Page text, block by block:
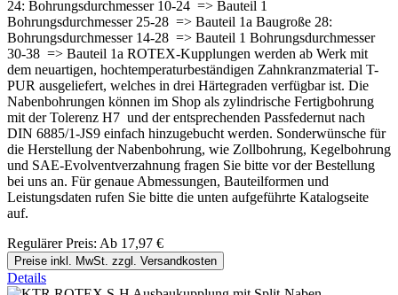
24: Bohrungsdurchmesser 10-24 => Bauteil 1
Bohrungsdurchmesser 25-28 => Bauteil 1a Baugroße 28:
Bohrungsdurchmesser 14-28 => Bauteil 1 Bohrungsdurchmesser
30-38 => Bauteil 1a ROTEX-Kupplungen werden ab Werk mit
dem neuartigen, hochtemperaturbeständigen Zahnkranzmaterial T-
PUR ausgeliefert, welches in drei Härtegraden verfügbar ist. Die
Nabenbohrungen können im Shop als zylindrische Fertigbohrung
mit der Tolerenz H7 und der entsprechenden Passfedernut nach
DIN 6885/1-JS9 einfach hinzugebucht werden. Sonderwünsche für
die Herstellung der Nabenbohrung, wie Zollbohrung, Kegelbohrung
und SAE-Evolventverzahnung fragen Sie bitte vor der Bestellung
bei uns an. Für genaue Abmessungen, Bauteilformen und
Leistungsdaten rufen Sie bitte die unten aufgeführte Katalogseite
auf.
Regulärer Preis: Ab 17,97 €
Preise inkl. MwSt. zzgl. Versandkosten
Details